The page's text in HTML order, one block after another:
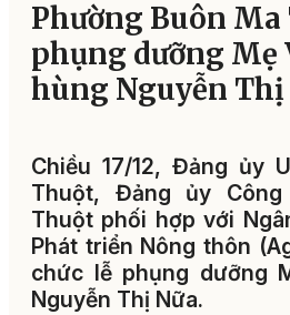
Phường Buôn
phụng dưỡng Mẹ
hùng Nguyễn Thị
Chiều 17/12, Đảng ủy
Thuột, Đảng ủy
Thuột phối hợp với
Phát triển Nông thôn
chức lễ phụng dưỡng
Nguyễn Thị Nữa.